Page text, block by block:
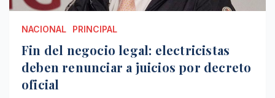
NACIONAL PRINCIPAL
Fin del negocio legal: electricistas
deben renunciar a juicios por decreto
oficial